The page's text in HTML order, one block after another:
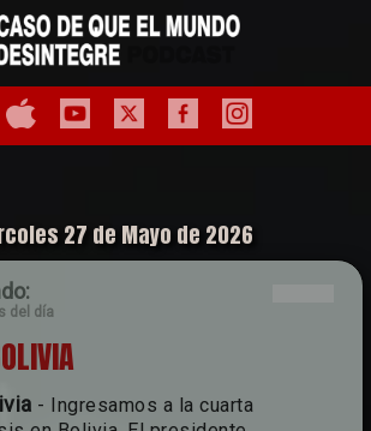
27 de Mayo de 2026
del día
- Ingresamos a la cuarta